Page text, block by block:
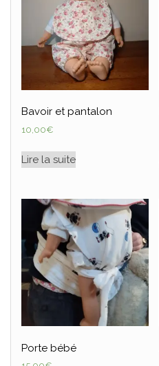
Bavoir et pantalon
10,00€
Lire la suite
Porte bébé